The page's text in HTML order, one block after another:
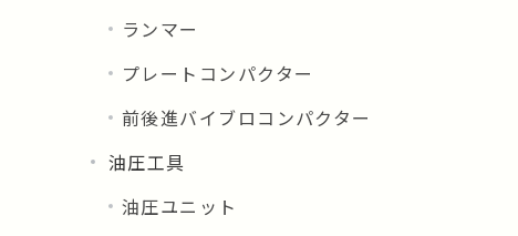
ランマー
プレートコンパクター
前後進バイブロコンパクター
油圧工具
油圧ユニット